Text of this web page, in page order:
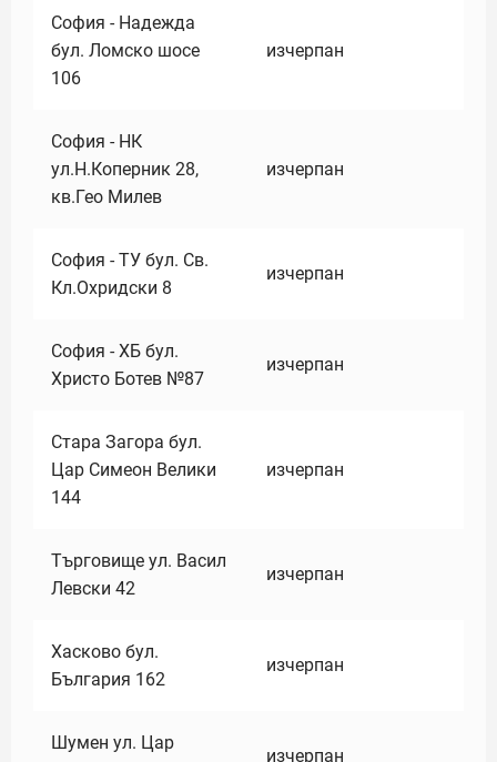
София - Надежда
бул. Ломско шосе
106
изчерпан
София - НК
ул.Н.Коперник 28,
кв.Гео Милев
изчерпан
София - ТУ бул. Св.
Кл.Охридски 8
изчерпан
София - ХБ бул.
Христо Ботев №87
изчерпан
Стара Загора бул.
Цар Симеон Велики
144
изчерпан
Търговище ул. Васил
Левски 42
изчерпан
Хасково бул.
България 162
изчерпан
Шумен ул. Цар
изчерпан